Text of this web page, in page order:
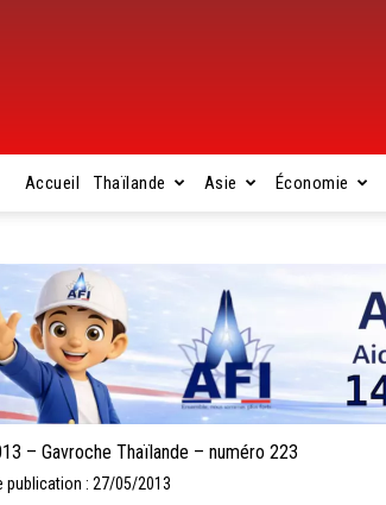
Accueil Thaïlande Asie Économie
– Gavroche Thaïlande – numéro 223
publication : 27/05/2013